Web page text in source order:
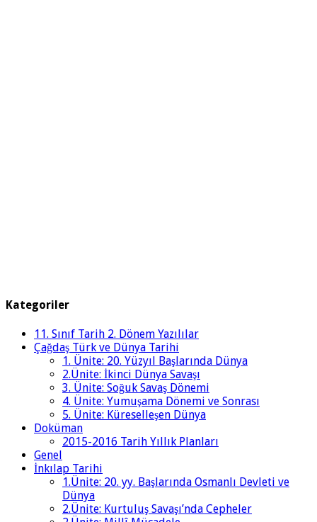
Kategoriler
11. Sınıf Tarih 2. Dönem Yazılılar
Çağdaş Türk ve Dünya Tarihi
1. Ünite: 20. Yüzyıl Başlarında Dünya
2.Ünite: İkinci Dünya Savaşı
3. Ünite: Soğuk Savaş Dönemi
4. Ünite: Yumuşama Dönemi ve Sonrası
5. Ünite: Küreselleşen Dünya
Doküman
2015-2016 Tarih Yıllık Planları
Genel
İnkılap Tarihi
1.Ünite: 20. yy. Başlarında Osmanlı Devleti ve
Dünya
2.Ünite: Kurtuluş Savaşı’nda Cepheler